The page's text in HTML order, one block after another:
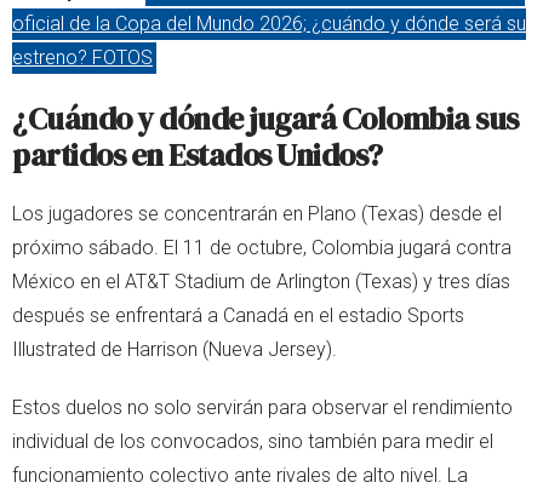
oficial de la Copa del Mundo 2026; ¿cuándo y dónde será su
estreno? FOTOS
¿Cuándo y dónde jugará Colombia sus
partidos en Estados Unidos?
Los jugadores se concentrarán en Plano (Texas) desde el
próximo sábado. El 11 de octubre, Colombia jugará contra
México en el AT&T Stadium de Arlington (Texas) y tres días
después se enfrentará a Canadá en el estadio Sports
Illustrated de Harrison (Nueva Jersey).
Estos duelos no solo servirán para observar el rendimiento
individual de los convocados, sino también para medir el
funcionamiento colectivo ante rivales de alto nivel. La